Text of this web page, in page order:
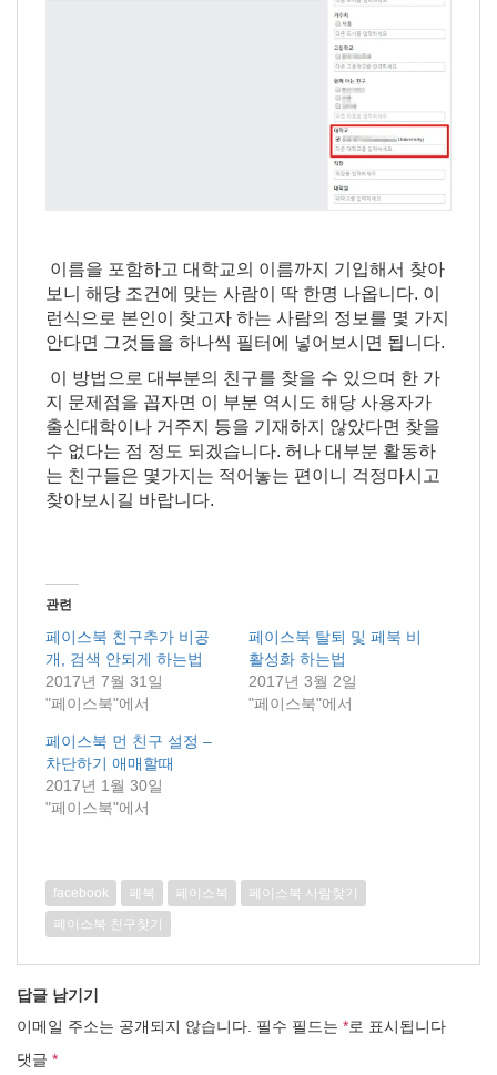
이름을 포함하고 대학교의 이름까지 기입해서 찾아
보니 해당 조건에 맞는 사람이 딱 한명 나옵니다. 이
런식으로 본인이 찾고자 하는 사람의 정보를 몇 가지
안다면 그것들을 하나씩 필터에 넣어보시면 됩니다.
이 방법으로 대부분의 친구를 찾을 수 있으며 한 가
지 문제점을 꼽자면 이 부분 역시도 해당 사용자가
출신대학이나 거주지 등을 기재하지 않았다면 찾을
수 없다는 점 정도 되겠습니다. 허나 대부분 활동하
는 친구들은 몇가지는 적어놓는 편이니 걱정마시고
찾아보시길 바랍니다.
관련
페이스북 친구추가 비공
개, 검색 안되게 하는법
2017년 7월 31일
"페이스북"에서
페이스북 탈퇴 및 페북 비
활성화 하는법
2017년 3월 2일
"페이스북"에서
페이스북 먼 친구 설정 –
차단하기 애매할때
2017년 1월 30일
"페이스북"에서
facebook 페북 페이스북
페이스북 사람찾기
페이스북 친구찾기
답글 남기기
이메일 주소는 공개되지 않습니다. 필수 필드는 *로 표시됩니다
댓글 *